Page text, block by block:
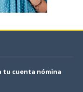
tu cuenta nómina